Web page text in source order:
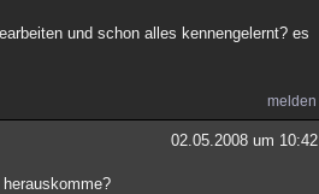
und schon alles kennengelernt? es
melden
02.05.2008 um 10:42